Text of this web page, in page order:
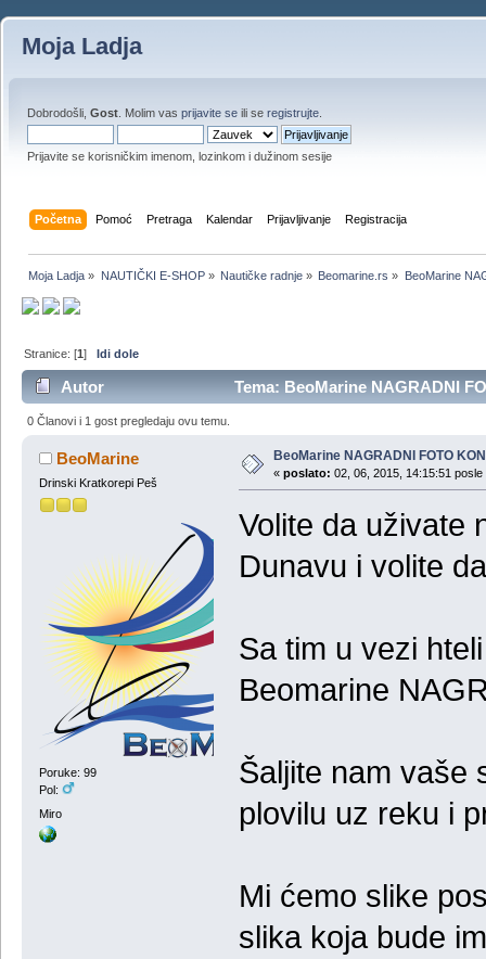
Moja Ladja
Dobrodošli, Gost . Molim vas prijavite se ili se registrujte
Prijavite se korisničkim imenom, lozinkom i dužinom sesije
Početna Pomoć Pretraga Kalendar Prijavljivanje Registracija
Moja Ladja » NAUTIČKI E-SHOP» Nautičke radnje» Beomarine.rs » BeoMarine
Stranice: [1]Idi dole
Autor Tema: BeoMarine NAGRADNI
0 Članovi i 1 gost pregledaju ovu temu.
BeoMarine
Drinski Kratkorepi Peš
Poruke: 99
Pol:
Miro
BeoMarine NAGRADNI FOTO
« poslato: 02, 06, 2015, 14:15:51 posle
Volite da uživate
Dunavu i volite
Sa tim u vezi
Beomarine
Šaljite nam vaše
plovilu uz reku i
Mi ćemo slike
slika koja bude